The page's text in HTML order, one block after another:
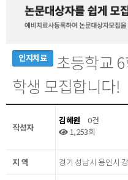
인지치료
초등학교
학생 모집합니다!
작성자
김혜원
0건
1,253회
지 역 경기 성남시 용인시